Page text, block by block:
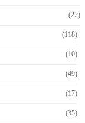
(22)
(118)
(10)
(49)
(17)
(35)